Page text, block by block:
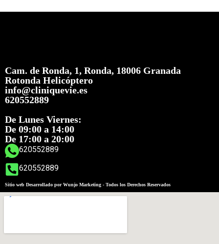
Cam. de Ronda, 1, Ronda, 18006 Granada
Rotonda Helicóptero
info@cliniquevie.es
620552889
De Lunes Viernes:
De 09:00 a 14:00
De 17:00 a 20:00
620552889
620552889
Sitio web Desarrollado por Wunjo Marketing - Todos los Derechos Reservados